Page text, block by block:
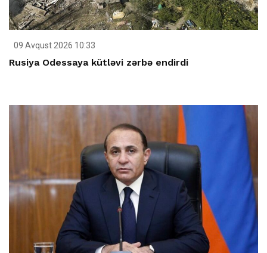
09 Avqust 2026 10:33
Rusiya Odessaya kütləvi zərbə endirdi